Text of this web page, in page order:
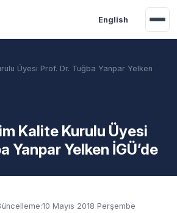
English
Burslar Taban Puanlar
Üyesi Prof. Dr. Tuğba Yanpar Yelken
Kalite Kurulu Üyesi
Yanpar Yelken İGÜ’de
10 Mayıs 2018 Perşembe